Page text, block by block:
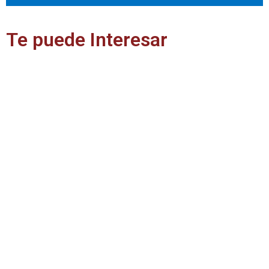
Te puede Interesar